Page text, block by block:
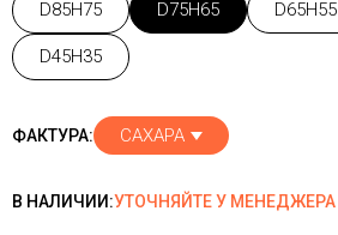
D85H75 D75H65 D65H55
D45H35
ФАКТУРА: САХАРА
В НАЛИЧИИ:УТОЧНЯЙТЕ У МЕНЕДЖЕРА